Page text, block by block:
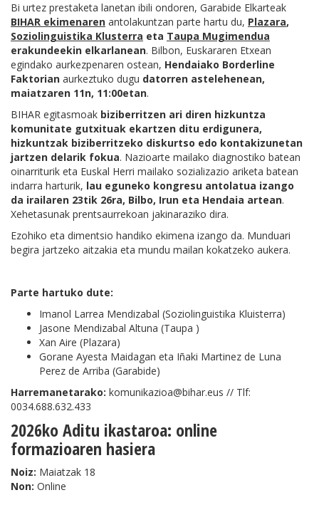
Bi urtez prestaketa lanetan ibili ondoren, Garabide Elkarteak
BIHAR ekimenaren antolakuntzan parte hartu du, Plazara,
Soziolinguistika Klusterra eta Taupa Mugimendua
erakundeekin elkarlanean. Bilbon, Euskararen Etxean
egindako aurkezpenaren ostean, Hendaiako Borderline
Faktorian aurkeztuko dugu datorren astelehenean,
maiatzaren 11n, 11:00etan.
BIHAR egitasmoak biziberritzen ari diren hizkuntza
komunitate gutxituak ekartzen ditu erdigunera,
hizkuntzak biziberritzeko diskurtso edo kontakizunetan
jartzen delarik fokua. Nazioarte mailako diagnostiko batean
oinarriturik eta Euskal Herri mailako sozializazio ariketa batean
indarra harturik, lau eguneko kongresu antolatua izango
da irailaren 23tik 26ra, Bilbo, Irun eta Hendaia artean.
Xehetasunak prentsaurrekoan jakinaraziko dira.
Ezohiko eta dimentsio handiko ekimena izango da. Munduari
begira jartzeko aitzakia eta mundu mailan kokatzeko aukera.
Parte hartuko dute:
Imanol Larrea Mendizabal (Soziolinguistika Kluisterra)
Jasone Mendizabal Altuna (Taupa )
Xan Aire (Plazara)
Gorane Ayesta Maidagan eta Iñaki Martinez de Luna
Perez de Arriba (Garabide)
Harremanetarako: komunikazioa@bihar.eus // Tlf:
0034.688.632.433
2026ko Aditu ikastaroa: online
formazioaren hasiera
Noiz: Maiatzak 18
Non: Online